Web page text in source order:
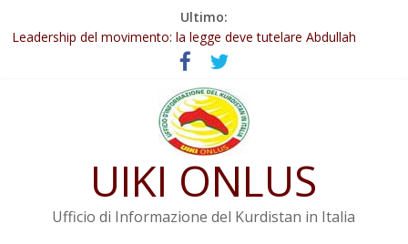
Ultimo:
Abdullah Öcalan: Le legge negativa deve essere trasformata in
legge positiva
Leadership del movimento: la legge deve tutelare Abdullah
Commissione donne del KNK: Şengal è di nuovo sotto minaccia
Non tenere conto della situazione di Rêber Apo ostacolerebbe
Il KNK chiede un’azione internazionale contro i crimini di guerra
UIKI ONLUS
Ufficio di Informazione del Kurdistan in Italia